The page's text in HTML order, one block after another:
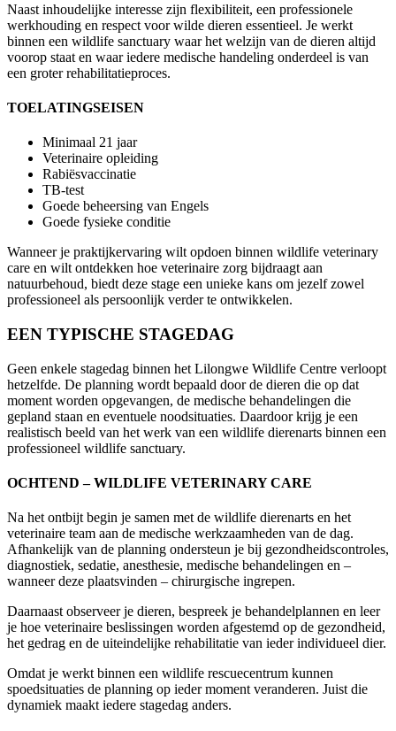
Naast inhoudelijke interesse zijn flexibiliteit, een professionele
werkhouding en respect voor wilde dieren essentieel. Je werkt
binnen een wildlife sanctuary waar het welzijn van de dieren altijd
voorop staat en waar iedere medische handeling onderdeel is van
een groter rehabilitatieproces.
TOELATINGSEISEN
Minimaal 21 jaar
Veterinaire opleiding
Rabiësvaccinatie
TB-test
Goede beheersing van Engels
Goede fysieke conditie
Wanneer je praktijkervaring wilt opdoen binnen wildlife veterinary
care en wilt ontdekken hoe veterinaire zorg bijdraagt aan
natuurbehoud, biedt deze stage een unieke kans om jezelf zowel
professioneel als persoonlijk verder te ontwikkelen.
EEN TYPISCHE STAGEDAG
Geen enkele stagedag binnen het Lilongwe Wildlife Centre verloopt
hetzelfde. De planning wordt bepaald door de dieren die op dat
moment worden opgevangen, de medische behandelingen die
gepland staan en eventuele noodsituaties. Daardoor krijg je een
realistisch beeld van het werk van een wildlife dierenarts binnen een
professioneel wildlife sanctuary.
OCHTEND – WILDLIFE VETERINARY CARE
Na het ontbijt begin je samen met de wildlife dierenarts en het
veterinaire team aan de medische werkzaamheden van de dag.
Afhankelijk van de planning ondersteun je bij gezondheidscontroles,
diagnostiek, sedatie, anesthesie, medische behandelingen en –
wanneer deze plaatsvinden – chirurgische ingrepen.
Daarnaast observeer je dieren, bespreek je behandelplannen en leer
je hoe veterinaire beslissingen worden afgestemd op de gezondheid,
het gedrag en de uiteindelijke rehabilitatie van ieder individueel dier.
Omdat je werkt binnen een wildlife rescuecentrum kunnen
spoedsituaties de planning op ieder moment veranderen. Juist die
dynamiek maakt iedere stagedag anders.